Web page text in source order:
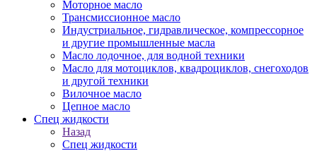
Моторное масло
Трансмиссионное масло
Индустриальное, гидравлическое, компрессорное
и другие промышленные масла
Масло лодочное, для водной техники
Масло для мотоциклов, квадроциклов, снегоходов
и другой техники
Вилочное масло
Цепное масло
Спец жидкости
Назад
Спец жидкости